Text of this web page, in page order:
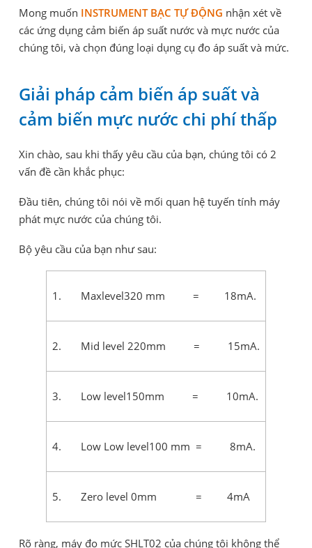
Mong muốn INSTRUMENT BẠC TỰ ĐỘNG nhận xét về
các ứng dụng cảm biến áp suất nước và mực nước của
chúng tôi, và chọn đúng loại dụng cụ đo áp suất và mức.
Giải pháp cảm biến áp suất và
cảm biến mực nước chi phí thấp
Xin chào, sau khi thấy yêu cầu của bạn, chúng tôi có 2
vấn đề cần khắc phục:
Đầu tiên, chúng tôi nói về mối quan hệ tuyến tính máy
phát mực nước của chúng tôi.
Bộ yêu cầu của bạn như sau:
1. Maxlevel320 mm = 18mA.
2. Mid level 220mm = 15mA.
3. Low level150mm = 10mA.
4. Low Low level100 mm = 8mA.
5. Zero level 0mm = 4mA
Rõ ràng, máy đo mức SHLT02 của chúng tôi không thể